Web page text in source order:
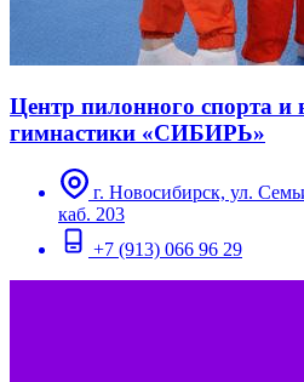
Центр пилонного спорта и
гимнастики «СИБИРЬ»
г. Новосибирск, ул.
каб. 203
+7 (913) 066 96 29